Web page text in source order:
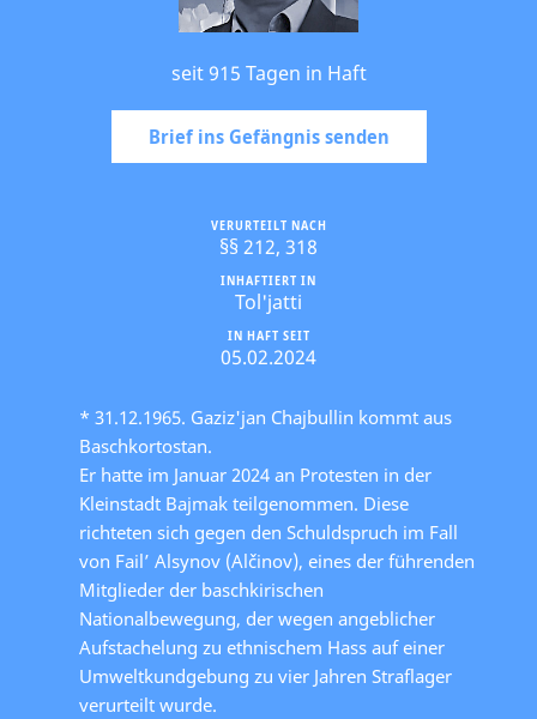
seit 915 Tagen in Haft
Brief ins Gefängnis senden
IN HAFT SEIT
05.02.2024
INHAFTIERT IN
Tol'jatti
VERURTEILT NACH
§§ 212, 318
* 31.12.1965. Gaziz'jan Chajbullin kommt aus
Baschkortostan.
Er hatte im Januar 2024 an Protesten in der
Kleinstadt Bajmak teilgenommen. Diese
richteten sich gegen den Schuldspruch im Fall
von Fail’ Alsynov (Alčinov), eines der führenden
Mitglieder der baschkirischen
Nationalbewegung, der wegen angeblicher
Aufstachelung zu ethnischem Hass auf einer
Umweltkundgebung zu vier Jahren Straflager
verurteilt wurde.